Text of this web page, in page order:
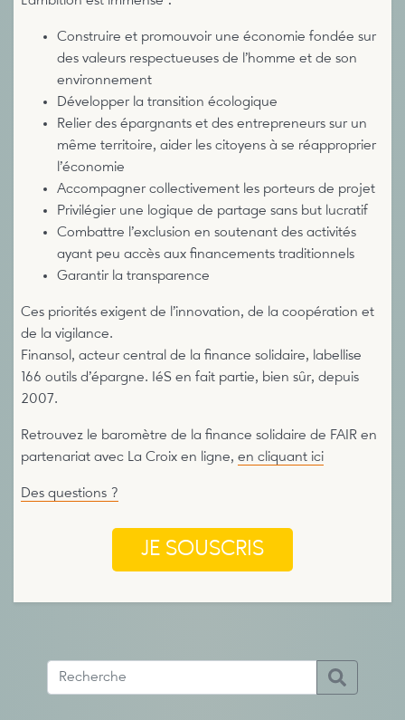
Construire et promouvoir une économie fondée sur
des valeurs respectueuses de l’homme et de son
environnement
Développer la transition écologique
Relier des épargnants et des entrepreneurs sur un
même territoire, aider les citoyens à se réapproprier
l’économie
Accompagner collectivement les porteurs de projet
Privilégier une logique de partage sans but lucratif
Combattre l’exclusion en soutenant des activités
ayant peu accès aux financements traditionnels
Garantir la transparence
Ces priorités exigent de l’innovation, de la coopération et
de la vigilance.
Finansol, acteur central de la finance solidaire, labellise
166 outils d’épargne. IéS en fait partie, bien sûr, depuis
2007.
Retrouvez le baromètre de la finance solidaire de FAIR en
partenariat avec La Croix en ligne, en cliquant ici
Des questions ?
JE SOUSCRIS